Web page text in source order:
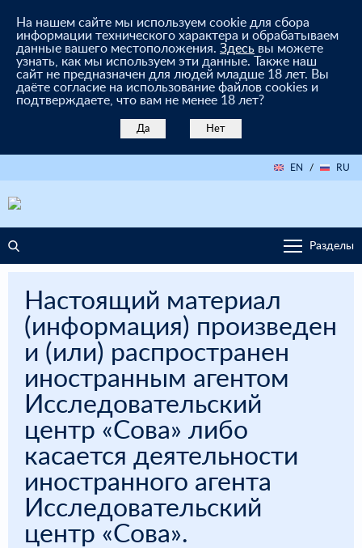
На нашем сайте мы используем cookie для сбора
информации технического характера и обрабатываем
данные вашего местоположения. Здесь вы можете
узнать, как мы используем эти данные. Также наш
сайт не предназначен для людей младше 18 лет. Вы
даёте согласие на использование файлов cookies и
подтверждаете, что вам не менее 18 лет?
Да Нет
EN / RU
Разделы
Настоящий материал
(информация) произведен
и (или) распространен
иностранным агентом
Исследовательский
центр «Сова» либо
касается деятельности
иностранного агента
Исследовательский
центр «Сова».